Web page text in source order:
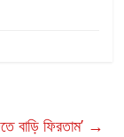
বাড়ি ফিরতাম’ →